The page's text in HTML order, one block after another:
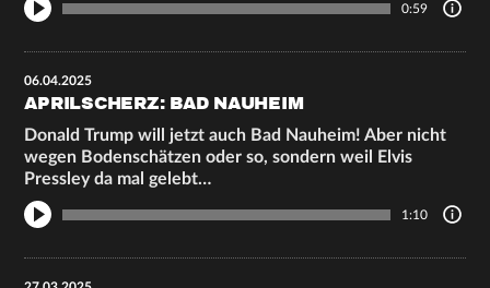
0:59
06.04.2025
APRILSCHERZ: BAD NAUHEIM
Donald Trump will jetzt auch Bad Nauheim! Aber nicht
wegen Bodenschätzen oder so, sondern weil Elvis
Pressley da mal gelebt…
1:10